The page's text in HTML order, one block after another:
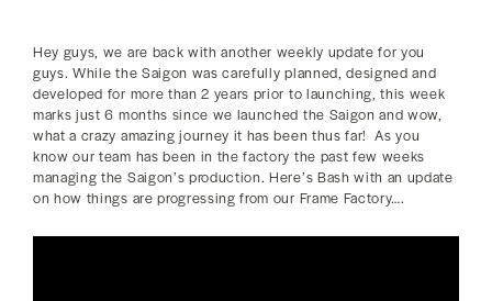
Hey guys, we are back with another weekly update for you
guys. While the Saigon was carefully planned, designed and
developed for more than 2 years prior to launching, this week
marks just 6 months since we launched the Saigon and wow,
what a crazy amazing journey it has been thus far!As you
know our team has been in the factory the past few weeks
managing the Saigon’s production. Here’s Bash with an update
on how things are progressing from our Frame Factory….